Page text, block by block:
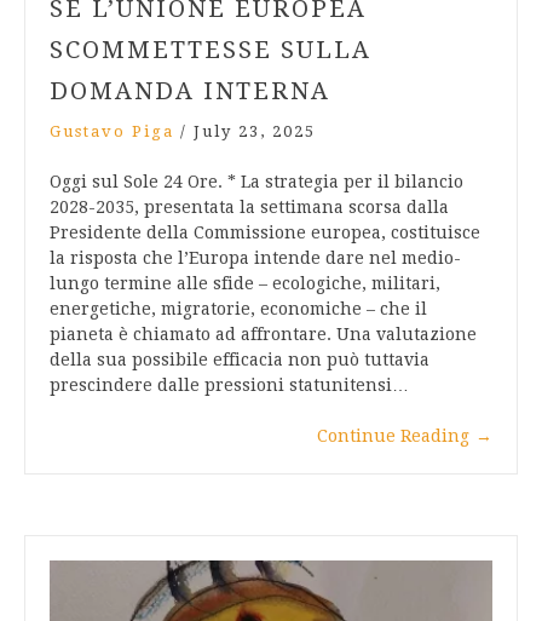
SE L’UNIONE EUROPEA
SCOMMETTESSE SULLA
DOMANDA INTERNA
Gustavo Piga / July 23, 2025
Oggi sul Sole 24 Ore. * La strategia per il bilancio
2028-2035, presentata la settimana scorsa dalla
Presidente della Commissione europea, costituisce
la risposta che l’Europa intende dare nel medio-
lungo termine alle sfide – ecologiche, militari,
energetiche, migratorie, economiche – che il
pianeta è chiamato ad affrontare. Una valutazione
della sua possibile efficacia non può tuttavia
prescindere dalle pressioni statunitensi…
Continue Reading →